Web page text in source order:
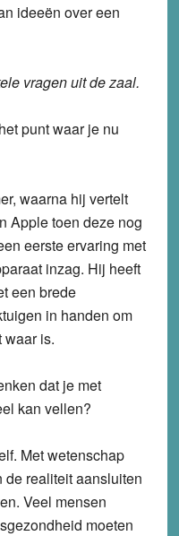
ideeën over een
vragen uit de zaal.
punt waar je nu
waarna hij vertelt
Apple toen deze nog
eerste ervaring met
inzag. Hij heeft
een brede
in handen om
waar is.
dat je met
kan vellen?
Met wetenschap
realiteit aansluiten
Veel mensen
moeten